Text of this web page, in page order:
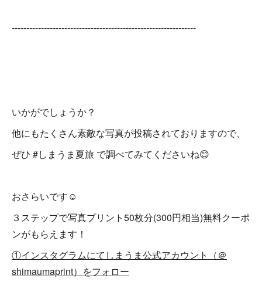
---------------------------------------------------------------
いかがでしょうか？
他にもたくさん素敵な写真が投稿されておりますので、
ぜひ #しまうま夏旅 で調べてみてくださいね😊
おさらいです☺
３ステップで写真プリント50枚分(300円相当)無料クーポ
ンがもらえます！
①インスタグラムにてしまうま公式アカウント（＠
shimaumaprint）をフォロー